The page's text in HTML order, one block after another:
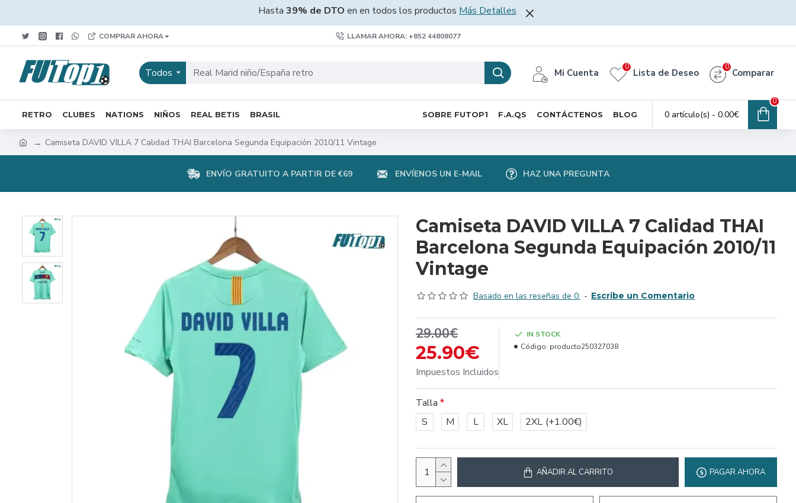
Hasta 39% de DTO en en todos los productos Más Detalles
COMPRAR AHORA LLAMAR AHORA: +852 44808077
Todos Mi Cuenta Lista de Deseo
0
Comparar
0
RETRO CLUBES NATIONS NIÑOS REAL BETIS BRASIL SOBRE FUTOP1 F.A.QS CONTÁCTENOS BLOG 0 artículo(s) - 0.00€
0
Camiseta DAVID VILLA 7 Calidad THAI Barcelona Segunda Equipación 2010/11 Vintage
ENVÍO GRATUITO A PARTIR DE €69 ENVÍENOS UN E-MAIL HAZ UNA PREGUNTA
Camiseta DAVID VILLA 7 Calidad THAI
Barcelona Segunda Equipación 2010/11
Vintage
Basado en las reseñas de 0. - Escribe un Comentario
25.90€
29.00€
Impuestos Incluidos
IN STOCK
Código: producto250327038
Talla
S
M L XL 2XL (+1.00€)
AÑADIR AL CARRITO PAGAR AHORA